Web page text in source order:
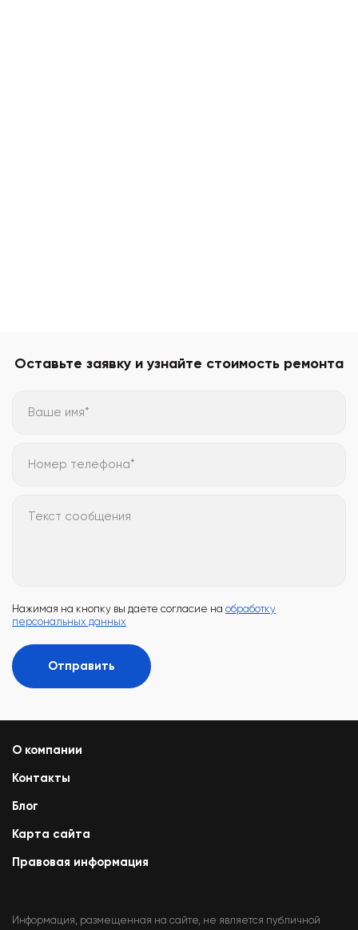
Оставьте заявку и узнайте стоимость ремонта
Ваше имя*
Номер телефона*
Текст сообщения
Нажимая на кнопку вы даете согласие на обработку
персональных данных
Отправить
О компании
Контакты
Блог
Карта сайта
Правовая информация
Информация, размещенная на сайте, не является публичной